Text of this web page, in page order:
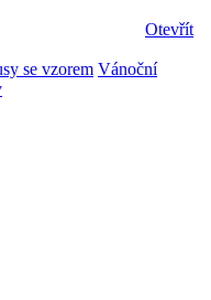
Otevřít
se vzorem Vánoční